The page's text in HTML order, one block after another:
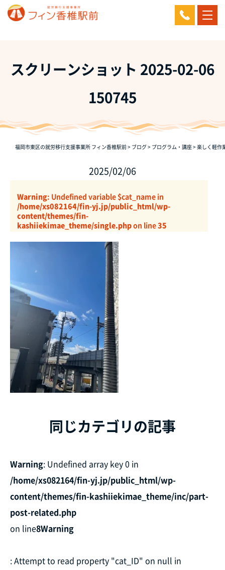
スクリーンショット 2025-02-06
150745
福岡市東区の就労移行支援事業所 フィン香椎駅前> ブログ> プログラム・講座> 楽しく軽作
2025/02/06
Warning: Undefined variable $cat_name in
/home/xs082164/fin-yj.jp/public_html/wp-
content/themes/fin-
kashiiekimae_theme/single.phpon line35
同じカテゴリの記事
Warning: Undefined array key 0 in
/home/xs082164/fin-yj.jp/public_html/wp-
content/themes/fin-kashiiekimae_theme/inc/part-
post-related.php
on line8Warning
: Attempt to read property "cat_ID" on null in